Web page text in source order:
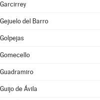
Garcirrey
Gejuelo del Barro
Golpejas
Gomecello
Guadramiro
Guijo de Ávila